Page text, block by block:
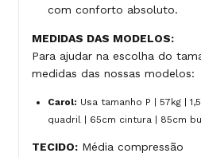
com conforto absoluto.
MEDIDAS DAS MODELOS:
Para ajudar na escolha do
medidas das nossas modelos:
Carol: Usa tamanho P | 57kg |
quadril | 65cm cintura | 85cm
TECIDO: Média compressão